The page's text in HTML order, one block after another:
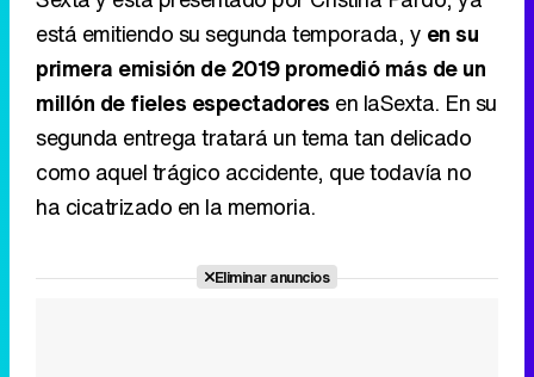
está emitiendo su segunda temporada, y en su
primera emisión de 2019 promedió más de un
millón de fieles espectadores en laSexta. En su
segunda entrega tratará un tema tan delicado
como aquel trágico accidente, que todavía no
ha cicatrizado en la memoria.
Eliminar anuncios